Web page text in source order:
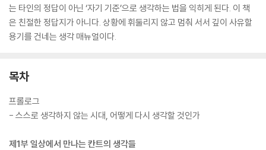
는 타인의 정답이 아닌 ‘자기 기준’으로 생각하는 법을 익히게 된다. 이 책
은 친절한 정답지가 아니다. 상황에 휘둘리지 않고 멈춰 서서 깊이 사유할
용기를 건네는 생각 매뉴얼이다.
목차
프롤로그
- 스스로 생각하지 않는 시대, 어떻게 다시 생각할 것인가
제1부 일상에서 만나는 칸트의 생각들